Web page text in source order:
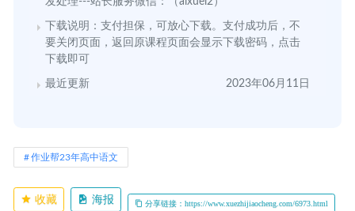
下载说明：支付担保，可放心下载。支付成功后，不
要关闭页面，返回原课程页面会显示下载密码，点击
下载即可
最近更新 2023年06月11日
作业帮23年高中语文
收藏 海报 分享链接：https://www.xuezhijiaocheng.com/6973.html